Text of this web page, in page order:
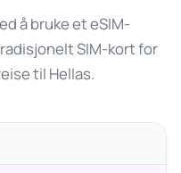
å bruke et eSIM-
SIM-kort for
til Hellas.